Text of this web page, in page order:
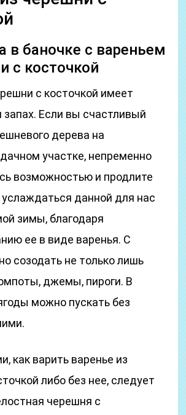
в баночке с вареньем
с косточкой
с косточкой имеет
запах. Если вы счастливый
дерева на
участке, непременно
возможностью и продлите
данной для нас
зимы, благодаря
ее в виде варенья. С
созодать не только лишь
джемы, пироги. В
можно пускать без
как варить варенье из
либо без нее, следует
черешня с